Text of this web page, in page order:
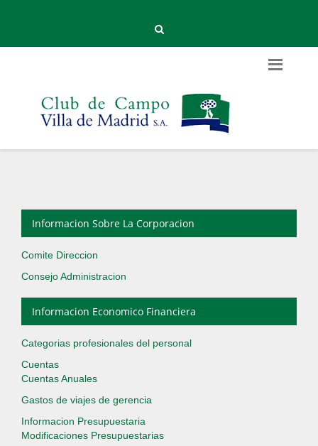
Informacion Sobre La Corporacion
Comite Direccion
Consejo Administracion
Informacion Economico Financiera
Categorias profesionales del personal
Cuentas
Cuentas Anuales
Gastos de viajes de gerencia
Informacion Presupuestaria
Modificaciones Presupuestarias